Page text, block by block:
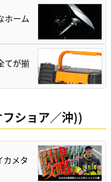
ホーム
てが揃
ショア／沖))
カメタ